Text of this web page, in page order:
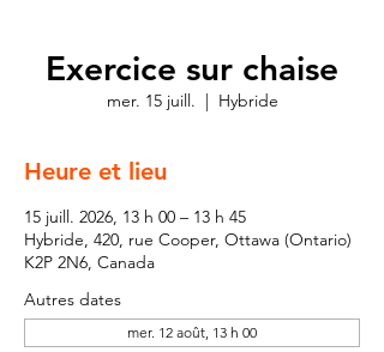
Exercice sur chaise
mer. 15 juill.
  |
Hybride
Heure et lieu
15 juill. 2026, 13 h 00 – 13 h 45
Hybride, 420, rue Cooper, Ottawa (Ontario)
K2P 2N6, Canada
Autres dates
mer. 12 août, 13 h 00